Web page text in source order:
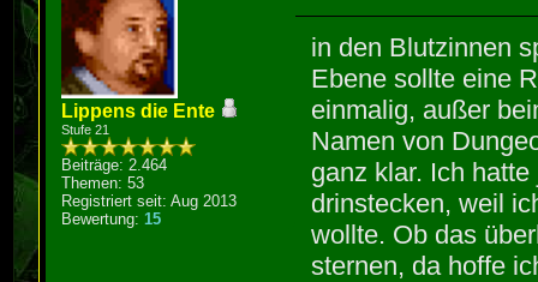
Lippens die Ente
Stufe 21
Beiträge: 2.464
Themen: 53
Registriert seit: Aug 2013
Bewertung: 15
in den Blutzinnen
Ebene sollte eine
einmalig, außer
Namen von
ganz klar. Ich
drinstecken, weil
wollte. Ob das
sternen, da hoffe